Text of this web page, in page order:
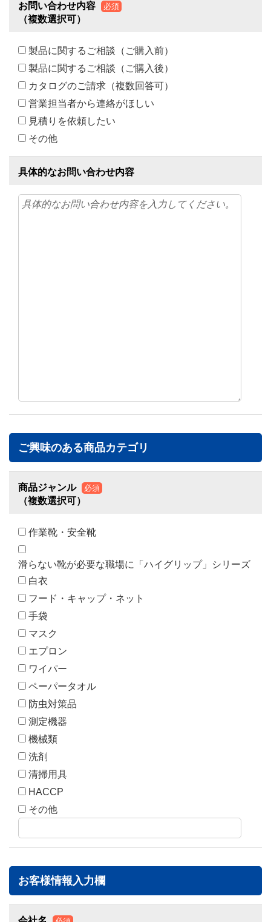
お問い合わせ内容 必須
（複数選択可）
製品に関するご相談（ご購入前）
製品に関するご相談（ご購入後）
カタログのご請求（複数回答可）
営業担当者から連絡がほしい
見積りを依頼したい
その他
具体的なお問い合わせ内容
ご興味のある商品カテゴリ
商品ジャンル 必須
（複数選択可）
作業靴・安全靴
滑らない靴が必要な職場に「ハイグリップ」シリーズ
白衣
フード・キャップ・ネット
手袋
マスク
エプロン
ワイパー
ペーパータオル
防虫対策品
測定機器
機械類
洗剤
清掃用具
HACCP
その他
お客様情報入力欄